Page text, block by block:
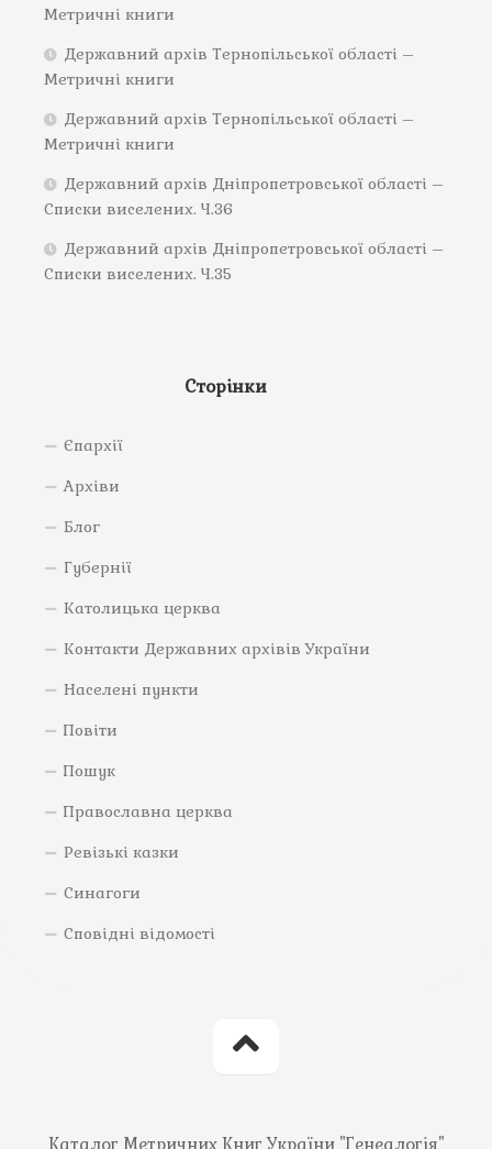
Метричні книги
Державний архів Тернопільської області –
Метричні книги
Державний архів Тернопільської області –
Метричні книги
Державний архів Дніпропетровської області –
Списки виселених. Ч.36
Державний архів Дніпропетровської області –
Списки виселених. Ч.35
Сторінки
Єпархії
Архіви
Блог
Губернії
Католицька церква
Контакти Державних архівів України
Населені пункти
Повіти
Пошук
Православна церква
Ревізькі казки
Синагоги
Сповідні відомості
Каталог Метричних Книг України "Генеалогія"